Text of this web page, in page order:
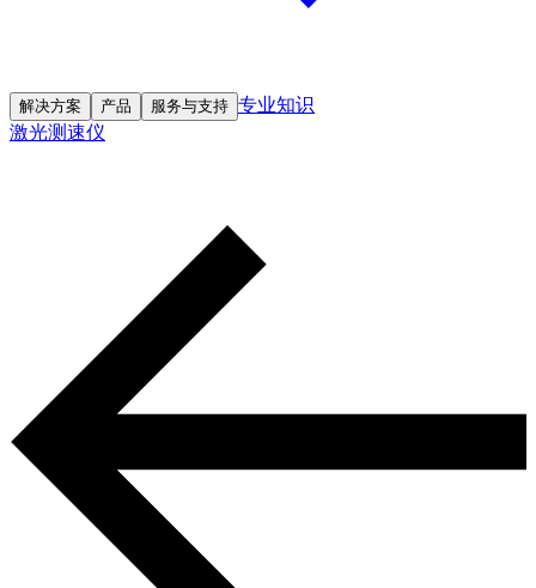
解决方案 产品 服务与支持 专业知识
激光测速仪